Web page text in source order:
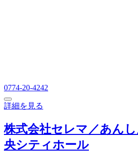
0774-20-4242
詳細を見る
株式会社セレマ／あん
央シティホール